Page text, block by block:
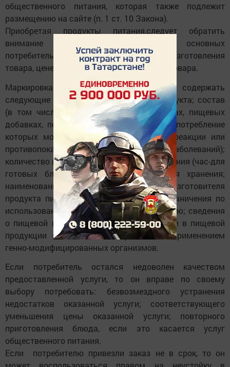
общественного питания, которая также подлежит
размещению на сайте (п. 1 ст. 10 Закона).
Приобретая продукты питания,следует обратить
внимание на информацию об основных
потребительских свойствах товара, месте изготовления
товара, цене, доставке, о порядке оплаты товара.
Маркировка продуктов питания должна содержать
следующие сведения: наименование продукта; состав
(в том числе сведения об ароматизаторах, пищевых
добавках, подсластителях, компонентах, употребление
которых может вызвать аллергические реакции или
противопоказано при отдельных видах заболеваний);
количество (вес или объем); дату изготовления (час-для
готовых блюд); срок годности; условия хранения;
наименование и место нахождения изготовителя
продукта питания; рекомендации или ограничения по
использованию, в том числе приготовлению; сведения
о пищевой ценности; сведения о наличии в пищевой
продукции компонентов, полученных с применением
генно-модифицированных организмов.
Если потребитель остался недоволен качеством
предоставленной услуги, то он вправе по своему
выбору потребовать: безвозмездного устранения
недостатков оказанной услуги; соответствующего
уменьшения цены оказанной услуги; повторного
приготовления блюда, если это касается услуг
общественного питания.
Если потребителю привезли заказ не в срок, то он